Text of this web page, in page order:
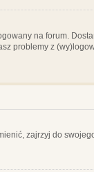
na forum.
problemy z
zajrzyj do